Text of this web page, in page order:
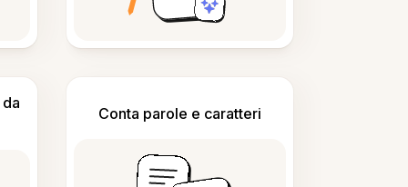
Conta parole e caratteri